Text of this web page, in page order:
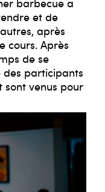
barbecue a
et de
après
cours. Après
de se
des participants
venus pour